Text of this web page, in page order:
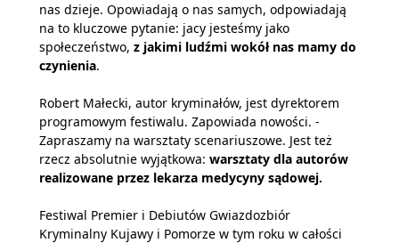
nas dzieje. Opowiadają o nas samych, odpowiadają
na to kluczowe pytanie: jacy jesteśmy jako
społeczeństwo, z jakimi ludźmi wokół nas mamy do
czynienia.
Robert Małecki, autor kryminałów, jest dyrektorem
programowym festiwalu. Zapowiada nowości. -
Zapraszamy na warsztaty scenariuszowe. Jest też
rzecz absolutnie wyjątkowa: warsztaty dla autorów
realizowane przez lekarza medycyny sądowej.
Festiwal Premier i Debiutów Gwiazdozbiór
Kryminalny Kujawy i Pomorze w tym roku w całości